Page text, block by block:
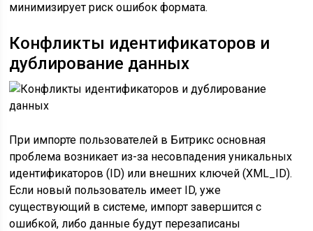
минимизирует риск ошибок формата.
Конфликты идентификаторов и
дублирование данных
При импорте пользователей в Битрикс основная
проблема возникает из-за несовпадения уникальных
идентификаторов (ID) или внешних ключей (XML_ID).
Если новый пользователь имеет ID, уже
существующий в системе, импорт завершится с
ошибкой, либо данные будут перезаписаны